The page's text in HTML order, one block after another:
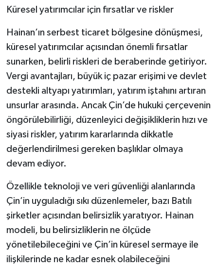
Küresel yatırımcılar için fırsatlar ve riskler
Hainan’ın serbest ticaret bölgesine dönüşmesi,
küresel yatırımcılar açısından önemli fırsatlar
sunarken, belirli riskleri de beraberinde getiriyor.
Vergi avantajları, büyük iç pazar erişimi ve devlet
destekli altyapı yatırımları, yatırım iştahını artıran
unsurlar arasında. Ancak Çin’de hukuki çerçevenin
öngörülebilirliği, düzenleyici değişikliklerin hızı ve
siyasi riskler, yatırım kararlarında dikkatle
değerlendirilmesi gereken başlıklar olmaya
devam ediyor.
Özellikle teknoloji ve veri güvenliği alanlarında
Çin’in uyguladığı sıkı düzenlemeler, bazı Batılı
şirketler açısından belirsizlik yaratıyor. Hainan
modeli, bu belirsizliklerin ne ölçüde
yönetilebileceğini ve Çin’in küresel sermaye ile
ilişkilerinde ne kadar esnek olabileceğini